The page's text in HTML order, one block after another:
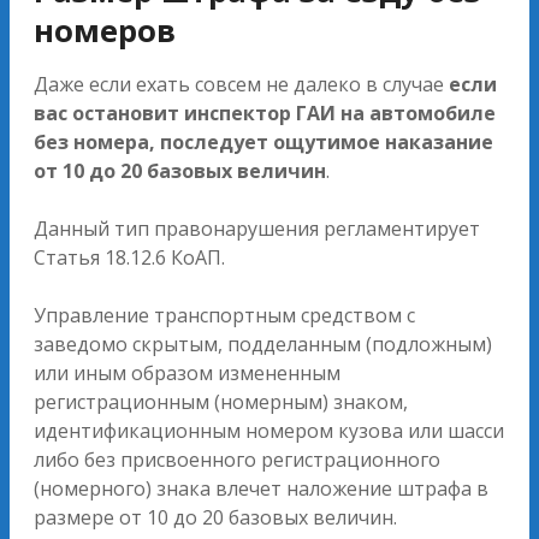
номеров
Даже если ехать совсем не далеко в случае если
вас остановит инспектор ГАИ на автомобиле
без номера, последует ощутимое наказание
от 10 до 20 базовых величин.
Данный тип правонарушения регламентирует
Статья 18.12.6 КоАП.
Управление транспортным средством с
заведомо скрытым, подделанным (подложным)
или иным образом измененным
регистрационным (номерным) знаком,
идентификационным номером кузова или шасси
либо без присвоенного регистрационного
(номерного) знака влечет наложение штрафа в
размере от 10 до 20 базовых величин.